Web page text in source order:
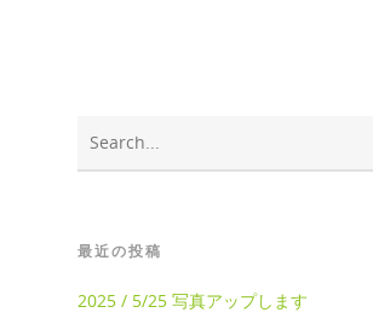
最近の投稿
2025 / 5/25 写真アップします